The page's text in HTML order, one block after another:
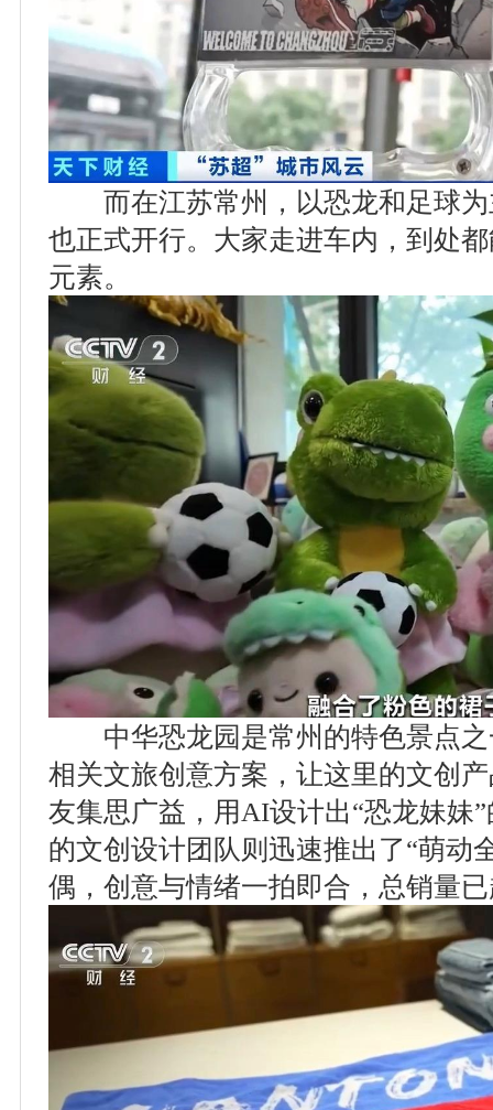
而在江苏常州，以恐龙和足球为
也正式开行。大家走进车内，到处
元素。
中华恐龙园是常州的特色景点之
相关文旅创意方案，让这里的文创
友集思广益，用AI设计出“恐龙妹妹
的文创设计团队则迅速推出了“萌动
偶，创意与情绪一拍即合，总销量